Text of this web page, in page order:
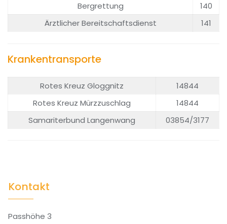
Bergrettung
140
Ärztlicher Bereitschaftsdienst
141
Krankentransporte
Rotes Kreuz Gloggnitz
14844
Rotes Kreuz Mürzzuschlag
14844
Samariterbund Langenwang
03854/3177
Kontakt
Passhöhe 3